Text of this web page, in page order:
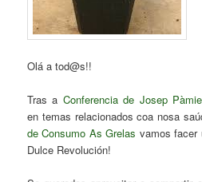
Olá a tod@s!!
Tras a Conferencia de Josep
en temas relacionados coa nosa
de Consumo As Grelas vamos facer
Dulce Revolución!